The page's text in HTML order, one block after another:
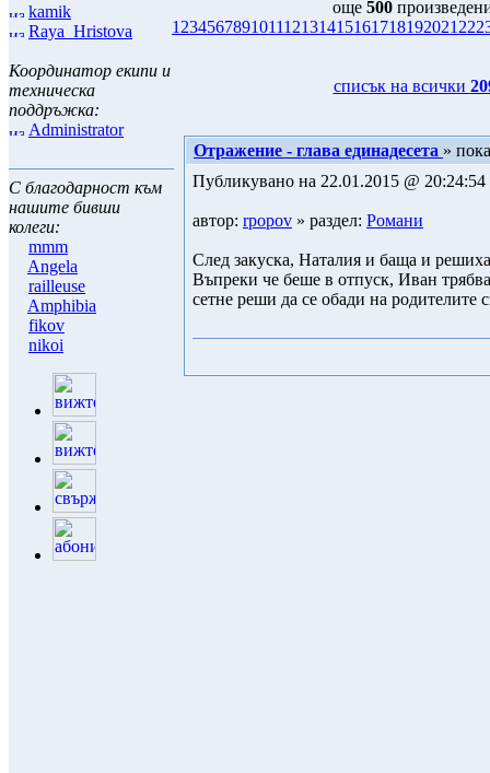
kamik
Raya_Hristova
Координатор екипи и
техническа
поддръжка:
Administrator
С благодарност към
нашите бивши
колеги:
mmm
Angela
railleuse
Amphibia
fikov
nikoi
още 500
1 23456789101112131415161718192021 22
списък на всички
Отражение - глава единадесета »
Публикувано на 22.01.2015 @ 20:24:54
автор: rpopov » раздел: Романи
След закуска, Наталия и баща и решиха
Въпреки че беше в отпуск, Иван
сетне реши да се обади на родителите